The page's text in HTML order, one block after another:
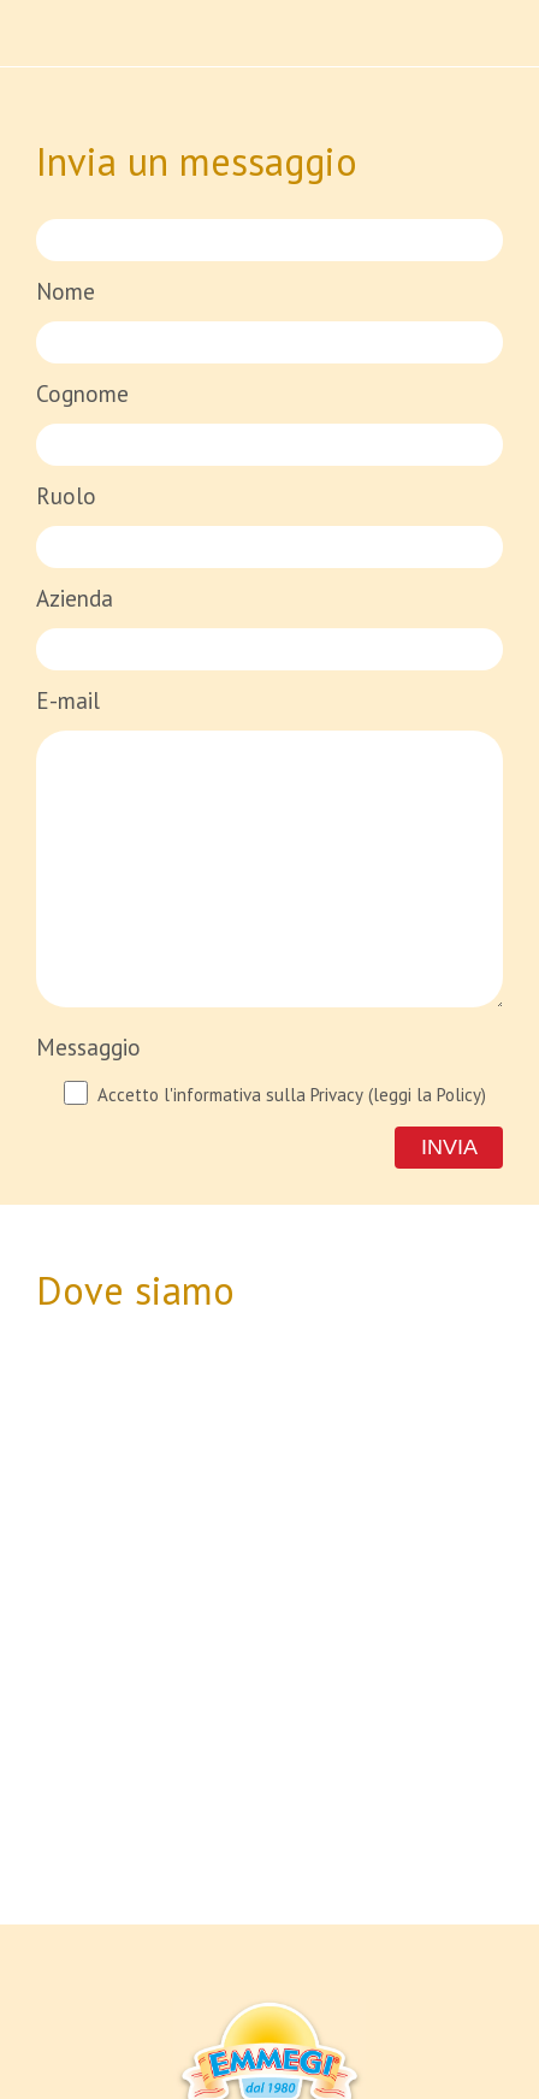
Invia un messaggio
Nome
Cognome
Ruolo
Azienda
E-mail
Messaggio
Accetto l'informativa sulla Privacy (leggi la Policy)
Dove siamo